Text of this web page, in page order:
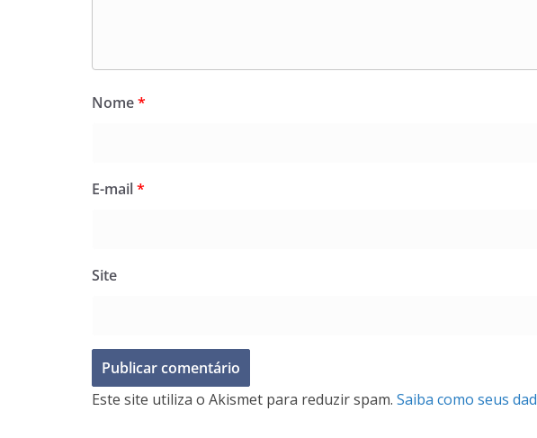
Nome*
E-mail*
Site
Este site utiliza o Akismet para reduzir spam. Saiba como seus